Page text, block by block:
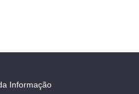
Informação